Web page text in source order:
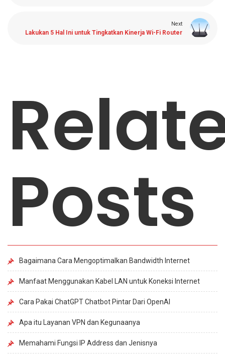
Next
Lakukan 5 Hal Ini untuk Tingkatkan Kinerja Wi-Fi Router
Posts
Bagaimana Cara Mengoptimalkan Bandwidth Internet
Manfaat Menggunakan Kabel LAN untuk Koneksi Internet
Cara Pakai ChatGPT Chatbot Pintar Dari OpenAI
Apa itu Layanan VPN dan Kegunaanya
Memahami Fungsi IP Address dan Jenisnya